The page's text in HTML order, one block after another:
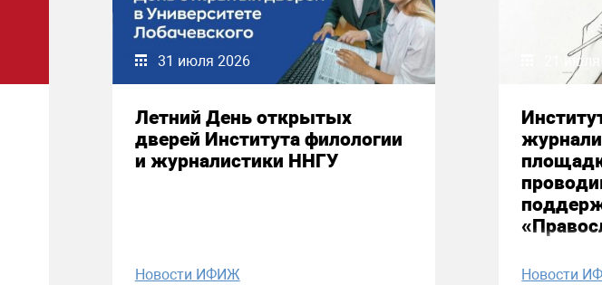
31 июля 2026
Летний День открытых
дверей Института филологии
и журналистики ННГУ
Новости ИФИЖ
21
Новости